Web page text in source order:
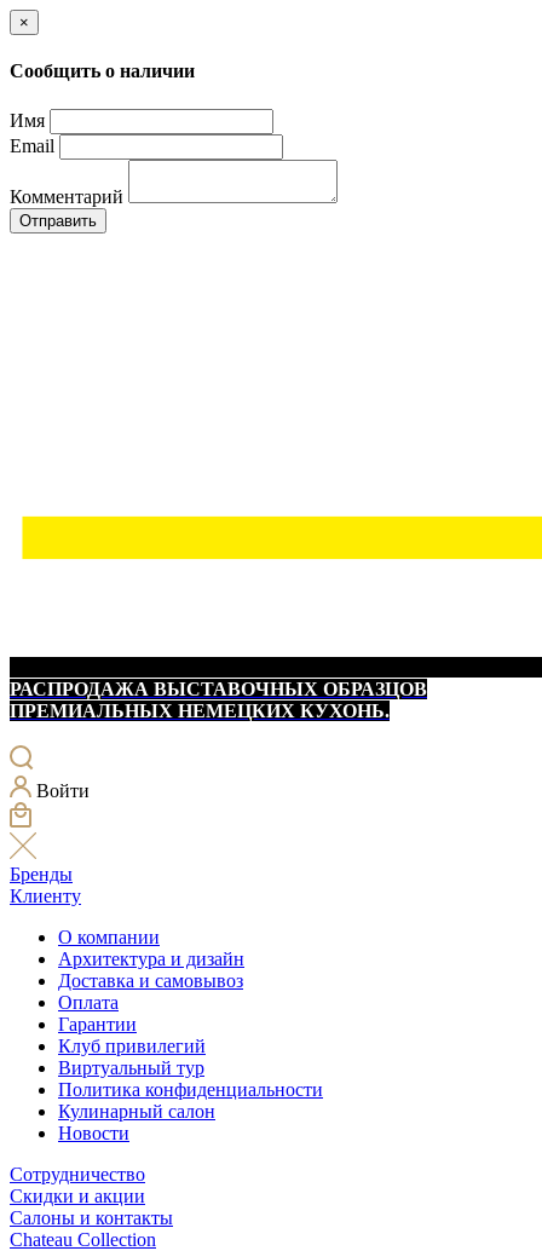
×
Сообщить о наличии
Имя
Email
Комментарий
Отправить
РАСПРОДАЖА ВЫСТАВОЧНЫХ ОБРАЗЦОВ
ПРЕМИАЛЬНЫХ НЕМЕЦКИХ КУХОНЬ.
Войти
Бренды
Клиенту
О компании
Архитектура и дизайн
Доставка и самовывоз
Оплата
Гарантии
Клуб привилегий
Виртуальный тур
Политика конфиденциальности
Кулинарный салон
Новости
Сотрудничество
Скидки и акции
Салоны и контакты
Chateau Collection